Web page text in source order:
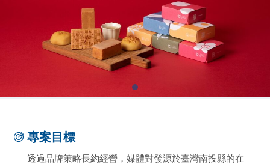
專案目標
透過品牌策略長約經營，媒體對發源於臺灣南投縣的在